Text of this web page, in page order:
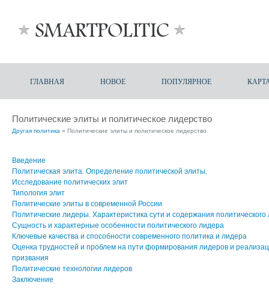
ГЛАВНАЯ НОВОЕ ПОПУЛЯРНОЕ
Политические элиты и политическое лидерство
Другая политика » Политические элиты и политическое лидерство
Введение
Политическая элита. Определение политической элиты.
Исследование политических элит
Типология элит
Политические элиты в современной России
Политические лидеры. Характеристика сути и содержания политического
Сущность и характерные особенности политического лидера
Ключевые качества и способности современного политика и лидера
Оценка трудностей и проблем на пути формирования лидеров и
призвания
Политические технологии лидеров
Заключение